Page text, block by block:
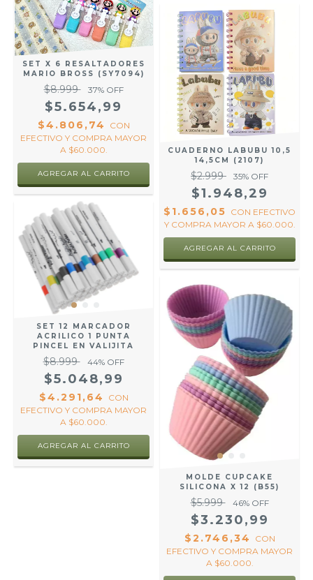
SET X 6 RESALTADORES
MARIO BROSS (SY7094)
$8.999 37% OFF
$5.654,99
$4.806,74
CON
EFECTIVO Y COMPRA MAYOR
A $60.000.
CUADERNO LABUBU 10,5
14,5CM (2107)
$2.999 35% OFF
$1.948,29
$1.656,05 CON EFECTIVO
Y COMPRA MAYOR A $60.000.
SET 12 MARCADOR
ACRILICO 1 PUNTA
PINCEL EN VALIJITA
$8.999 44% OFF
$5.048,99
$4.291,64
CON
EFECTIVO Y COMPRA MAYOR
A $60.000.
MOLDE CUPCAKE
SILICONA X 12 (B55)
$5.999 46% OFF
$3.230,99
$2.746,34
CON
EFECTIVO Y COMPRA MAYOR
A $60.000.